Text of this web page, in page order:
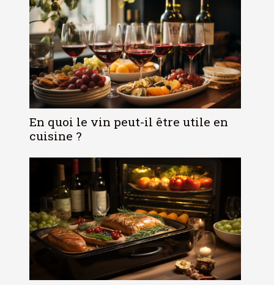
En quoi le vin peut-il être utile en
cuisine ?